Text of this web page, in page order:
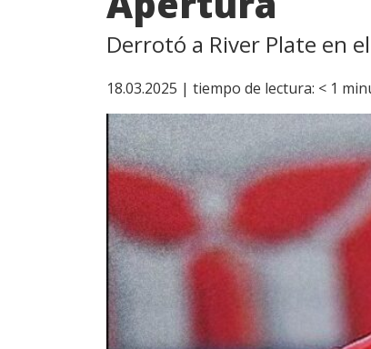
Derrotó a River Plate en
18.03.2025 | tiempo de lectura: < 1